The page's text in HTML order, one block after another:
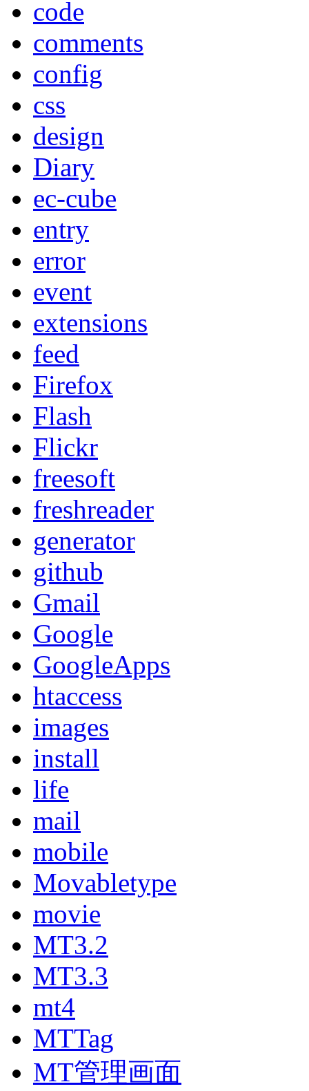
code
comments
config
css
design
Diary
ec-cube
entry
error
event
extensions
feed
Firefox
Flash
Flickr
freesoft
freshreader
generator
github
Gmail
Google
GoogleApps
htaccess
images
install
life
mail
mobile
Movabletype
movie
MT3.2
MT3.3
mt4
MTTag
MT管理画面